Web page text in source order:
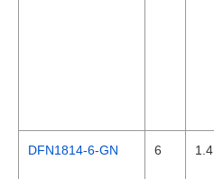
DFN1814-6-GN 6 1.4